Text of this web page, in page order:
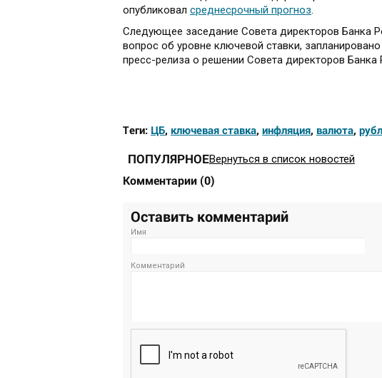
опубликовал среднесрочный прогноз.
Следующее заседание Совета директоров Банка
вопрос об уровне ключевой ставки,
пресс-релиза о решении Совета директоров
Теги: ЦБ, ключевая ставка, инфляция, валюта,
ПОПУЛЯРНОЕВернуться в список новостей
Комментарии (0)
Оставить комментарий
Имя
Комментарий